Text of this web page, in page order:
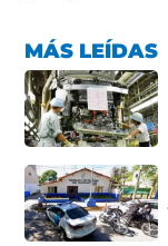
MÁS LEÍDAS